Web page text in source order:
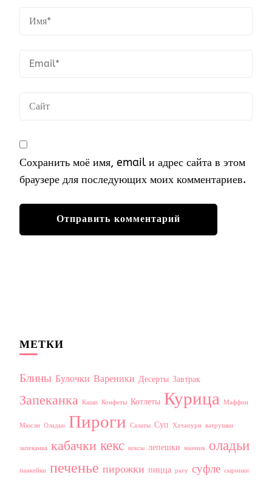
Сохранить моё имя, email и адрес сайта в этом
браузере для последующих моих комментариев.
МЕТКИ
Блины Булочки Вареники Десерты Завтрак
Запеканка Каши Конфеты Котлеты Курица Маффин
Мюсли Оладьи Пироги Салаты Суп Хачапури ватрушки
запеканка кабачки кекс кексы лепешки манник оладьи
панкейки печенье пирожки пицца рагу суфле сырники